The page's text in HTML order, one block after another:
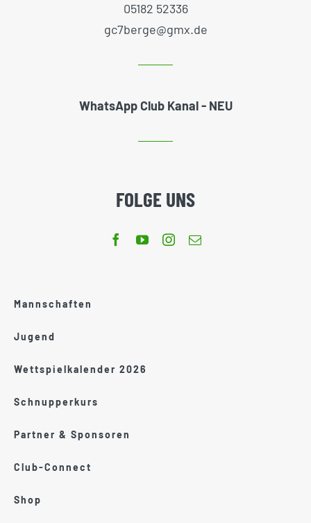
05182 52336
gc7berge@gmx.de
WhatsApp Club Kanal - NEU
FOLGE UNS
Mannschaften
Jugend
Wettspielkalender 2026
Schnupperkurs
Partner & Sponsoren
Club-Connect
Shop